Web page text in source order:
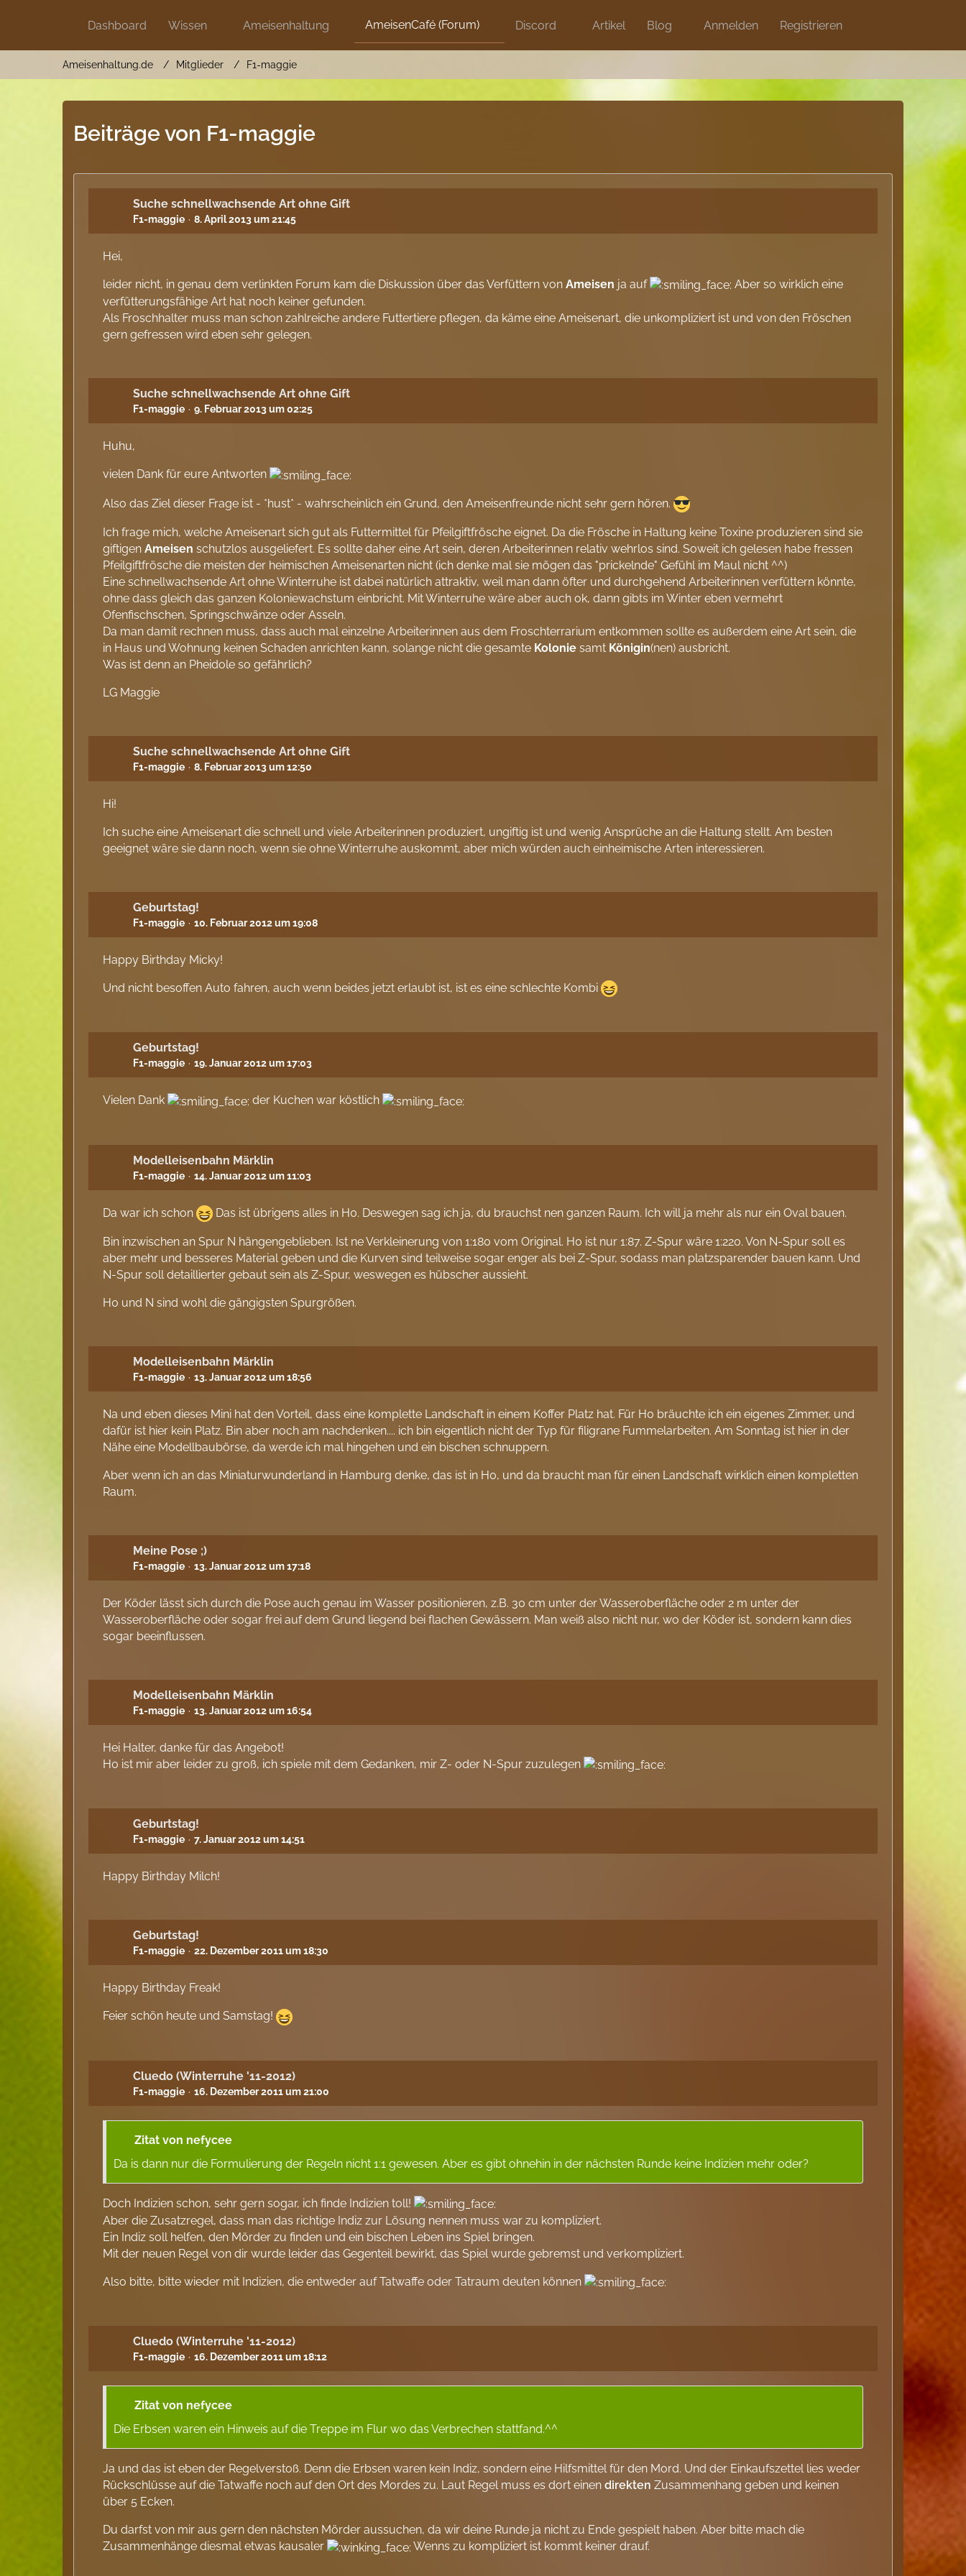
Anmelden Registrieren
Dashboard Wissen Ameisenhaltung AmeisenCafé (Forum) Discord Artikel Blog Shops
Ameisenhaltung.de Mitglieder F1-maggie
Beiträge von F1-maggie
Suche schnellwachsende Art ohne Gift
F1-maggie 8. April 2013 um 21:45
Hei,
leider nicht, in genau dem verlinkten Forum kam die Diskussion über das Verfüttern vonAmeisen ja auf
Aber so wirklich eine
verfütterungsfähige Art hat noch keiner gefunden.
Als Froschhalter muss man schon zahlreiche andere Futtertiere pflegen, da käme eine Ameisenart, die unkompliziert ist und von den Fröschen
gern gefressen wird eben sehr gelegen.
Suche schnellwachsende Art ohne Gift
F1-maggie 9. Februar 2013 um 02:25
Huhu,
vielen Dank für eure Antworten
Also das Ziel dieser Frage ist - *hust* - wahrscheinlich ein Grund, den Ameisenfreunde nicht sehr gern hören.
Ich frage mich, welche Ameisenart sich gut als Futtermittel für Pfeilgiftfrösche eignet. Da die Frösche in Haltung keine Toxine produzieren sind sie
giftigenAmeisen schutzlos ausgeliefert. Es sollte daher eine Art sein, deren Arbeiterinnen relativ wehrlos sind. Soweit ich gelesen habe fressen
Pfeilgiftfrösche die meisten der heimischen Ameisenarten nicht (ich denke mal sie mögen das "prickelnde" Gefühl im Maul nicht ^^)
Eine schnellwachsende Art ohne Winterruhe ist dabei natürlich attraktiv, weil man dann öfter und durchgehend Arbeiterinnen verfüttern könnte,
ohne dass gleich das ganzen Koloniewachstum einbricht. Mit Winterruhe wäre aber auch ok, dann gibts im Winter eben vermehrt
Ofenfischschen, Springschwänze oder Asseln.
Da man damit rechnen muss, dass auch mal einzelne Arbeiterinnen aus dem Froschterrarium entkommen sollte es außerdem eine Art sein, die
in Haus und Wohnung keinen Schaden anrichten kann, solange nicht die gesamte Kolonie samt Königin(nen) ausbricht.
Was ist denn an Pheidole so gefährlich?
LG Maggie
Suche schnellwachsende Art ohne Gift
F1-maggie 8. Februar 2013 um 12:50
Hi!
Ich suche eine Ameisenart die schnell und viele Arbeiterinnen produziert, ungiftig ist und wenig Ansprüche an die Haltung stellt. Am besten
geeignet wäre sie dann noch, wenn sie ohne Winterruhe auskommt, aber mich würden auch einheimische Arten interessieren.
Geburtstag!
F1-maggie 10. Februar 2012 um 19:08
Happy Birthday Micky!
Und nicht besoffen Auto fahren, auch wenn beides jetzt erlaubt ist, ist es eine schlechte Kombi
Geburtstag!
F1-maggie 19. Januar 2012 um 17:03
Vielen Dank der Kuchen war köstlich
Modelleisenbahn Märklin
F1-maggie 14. Januar 2012 um 11:03
Da war ich schon Das ist übrigens alles in H0. Deswegen sag ich ja, du brauchst nen ganzen Raum. Ich will ja mehr als nur ein Oval bauen.
Bin inzwischen an Spur N hängengeblieben. Ist ne Verkleinerung von 1:180 vom Original. H0 ist nur 1:87. Z-Spur wäre 1:220. Von N-Spur soll es
aber mehr und besseres Material geben und die Kurven sind teilweise sogar enger als bei Z-Spur, sodass man platzsparender bauen kann. Und
N-Spur soll detaillierter gebaut sein als Z-Spur, weswegen es hübscher aussieht.
H0 und N sind wohl die gängigsten Spurgrößen.
Modelleisenbahn Märklin
F1-maggie 13. Januar 2012 um 18:56
Na und eben dieses Mini hat den Vorteil, dass eine komplette Landschaft in einem Koffer Platz hat. Für H0 bräuchte ich ein eigenes Zimmer, und
dafür ist hier kein Platz. Bin aber noch am nachdenken.... ich bin eigentlich nicht der Typ für filigrane Fummelarbeiten. Am Sonntag ist hier in der
Nähe eine Modellbaubörse, da werde ich mal hingehen und ein bischen schnuppern.
Aber wenn ich an das Miniaturwunderland in Hamburg denke, das ist in H0, und da braucht man für einen Landschaft wirklich einen kompletten
Raum.
Meine Pose ;)
F1-maggie 13. Januar 2012 um 17:18
Der Köder lässt sich durch die Pose auch genau im Wasser positionieren, z.B. 30 cm unter der Wasseroberfläche oder 2 m unter der
Wasseroberfläche oder sogar frei auf dem Grund liegend bei flachen Gewässern. Man weiß also nicht nur, wo der Köder ist, sondern kann dies
sogar beeinflussen.
Modelleisenbahn Märklin
F1-maggie 13. Januar 2012 um 16:54
Hei Halter, danke für das Angebot!
H0 ist mir aber leider zu groß, ich spiele mit dem Gedanken, mir Z- oder N-Spur zuzulegen
Geburtstag!
F1-maggie 7. Januar 2012 um 14:51
Happy Birthday Milch!
Geburtstag!
F1-maggie 22. Dezember 2011 um 18:30
Happy Birthday Freak!
Feier schön heute und Samstag!
Cluedo (Winterruhe '11-2012)
F1-maggie 16. Dezember 2011 um 21:00
Zitat von nefycee
Da is dann nur die Formulierung der Regeln nicht 1:1 gewesen. Aber es gibt ohnehin in der nächsten Runde keine Indizien mehr oder?
Doch Indizien schon, sehr gern sogar, ich finde Indizien toll!
Aber die Zusatzregel, dass man das richtige Indiz zur Lösung nennen muss war zu kompliziert.
Ein Indiz soll helfen, den Mörder zu finden und ein bischen Leben ins Spiel bringen.
Mit der neuen Regel von dir wurde leider das Gegenteil bewirkt, das Spiel wurde gebremst und verkompliziert.
Also bitte, bitte wieder mit Indizien, die entweder auf Tatwaffe oder Tatraum deuten können
Cluedo (Winterruhe '11-2012)
F1-maggie 16. Dezember 2011 um 18:12
Zitat von nefycee
Die Erbsen waren ein Hinweis auf die Treppe im Flur wo das Verbrechen stattfand.^^
Ja und das ist eben der Regelverstoß. Denn die Erbsen waren kein Indiz, sondern eine Hilfsmittel für den Mord. Und der Einkaufszettel lies weder
Rückschlüsse auf die Tatwaffe noch auf den Ort des Mordes zu. Laut Regel muss es dort einendirekten Zusammenhang geben und keinen
über 5 Ecken.
Du darfst von mir aus gern den nächsten Mörder aussuchen, da wir deine Runde ja nicht zu Ende gespielt haben. Aber bitte mach die
Zusammenhänge diesmal etwas kausaler
Wenns zu kompliziert ist kommt keiner drauf.